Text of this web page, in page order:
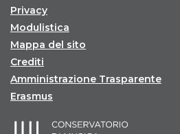
Privacy
Modulistica
Mappa del sito
Crediti
Amministrazione Trasparente
Erasmus